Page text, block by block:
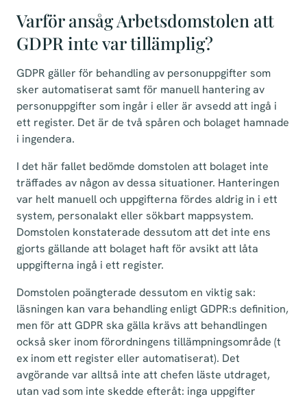
Varför ansåg Arbetsdomstolen att
GDPR inte var tillämplig?
GDPR gäller för behandling av personuppgifter som
sker automatiserat samt för manuell hantering av
personuppgifter som ingår i eller är avsedd att ingå i
ett register. Det är de två spåren och bolaget hamnade
i ingendera.
I det här fallet bedömde domstolen att bolaget inte
träffades av någon av dessa situationer. Hanteringen
var helt manuell och uppgifterna fördes aldrig in i ett
system, personalakt eller sökbart mappsystem.
Domstolen konstaterade dessutom att det inte ens
gjorts gällande att bolaget haft för avsikt att låta
uppgifterna ingå i ett register.
Domstolen poängterade dessutom en viktig sak:
läsningen kan vara behandling enligt GDPR:s definition,
men för att GDPR ska gälla krävs att behandlingen
också sker inom förordningens tillämpningsområde (t
ex inom ett register eller automatiserat). Det
avgörande var alltså inte att chefen läste utdraget,
utan vad som inte skedde efteråt: inga uppgifter